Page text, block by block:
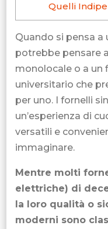
Quelli
Quando si pensa a
potrebbe pensare
monolocale o a un
universitario che
per uno. I fornelli
un’esperienza di
versatili e
immaginare.
Mentre molti
elettriche) di
la loro qualità o
moderni sono